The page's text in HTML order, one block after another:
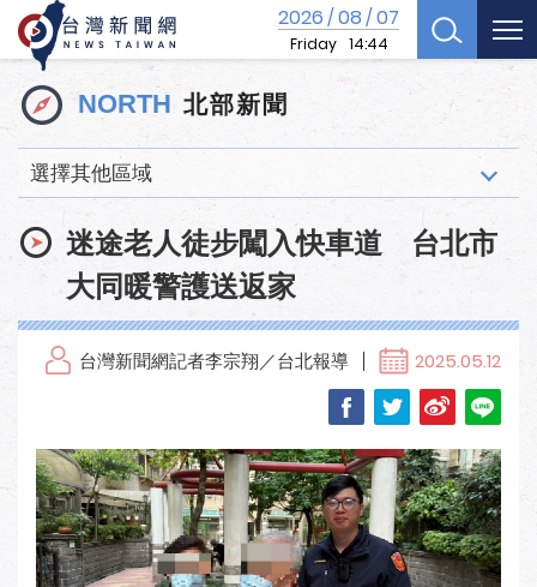
2026/08/07
Friday 14:44
NORTH 北部新聞
選擇其他區域
迷途老人徒步闖入快車道 台北市
大同暖警護送返家
台灣新聞網記者李宗翔／台北報導 2025.05.12